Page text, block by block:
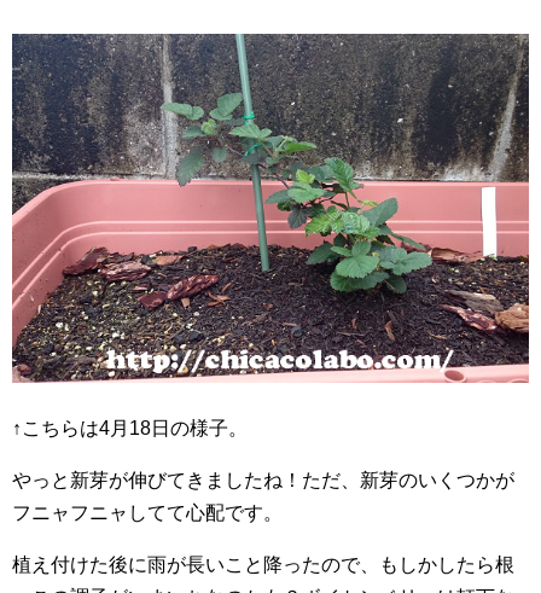
↑こちらは4月18日の様子。
やっと新芽が伸びてきましたね！ただ、新芽のいくつかが
フニャフニャしてて心配です。
植え付けた後に雨が長いこと降ったので、もしかしたら根